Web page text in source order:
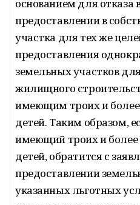
основанием для отказа
предоставлении в
участка для тех же
предоставления
земельных участков
жилищного
имеющим троих и
детей. Таким образом,
имеющий троих и
детей, обратится с
предоставлении
указанных льготных